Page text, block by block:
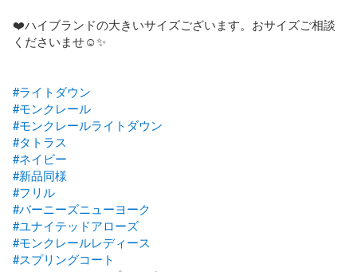
❤️ハイブランドの大きいサイズございます。おサイズご相談
くださいませ☺︎✨
#ライトダウン
#モンクレール
#モンクレールライトダウン
#タトラス
#ネイビー
#新品同様
#フリル
#バーニーズニューヨーク
#ユナイテッドアローズ
#モンクレールレディース
#スプリングコート